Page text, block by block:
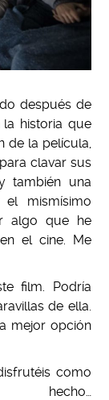
después de
historia que
de la película,
clavar sus
también una
mismísimo
algo que he
el cine. Me
film. Podría
de ella.
mejor opción
como